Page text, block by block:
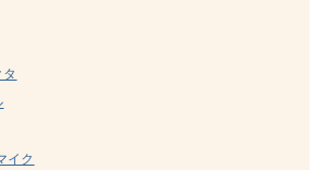
イク